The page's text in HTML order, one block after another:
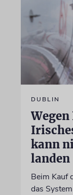
DUBLIN
kann
landen
Beim Kauf
das